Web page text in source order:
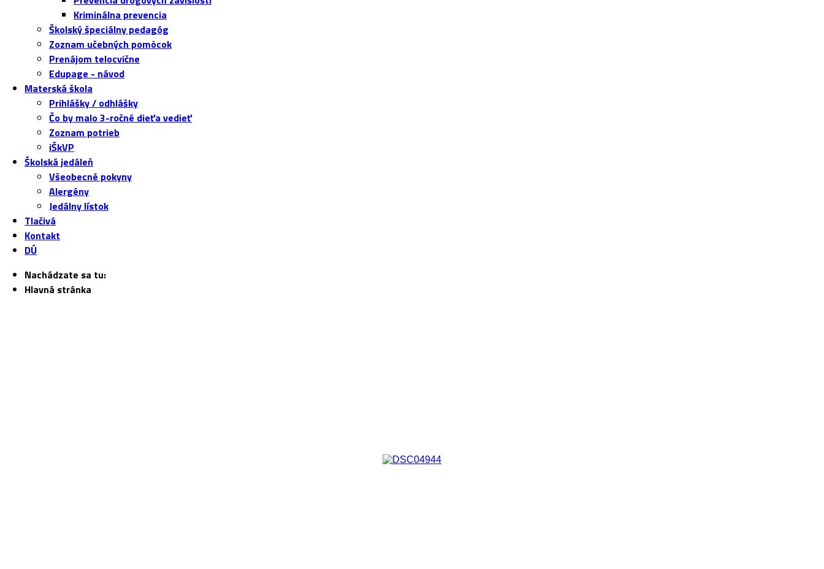
Kriminálna prevencia
Školský špeciálny pedagóg
Zoznam učebných pomôcok
Prenájom telocvične
Edupage - návod
Materská škola
Prihlášky / odhlášky
Čo by malo 3-ročné dieťa vedieť
Zoznam potrieb
iŠkVP
Školská jedáleň
Všeobecné pokyny
Alergény
Jedálny lístok
Tlačivá
Kontakt
DÚ
Nachádzate sa tu:
Hlavná stránka